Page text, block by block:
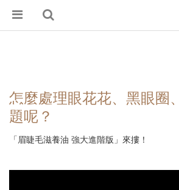
怎麼處理眼花花、黑眼圈
題呢？
「眉睫毛滋養油 強大進階版」來摟！